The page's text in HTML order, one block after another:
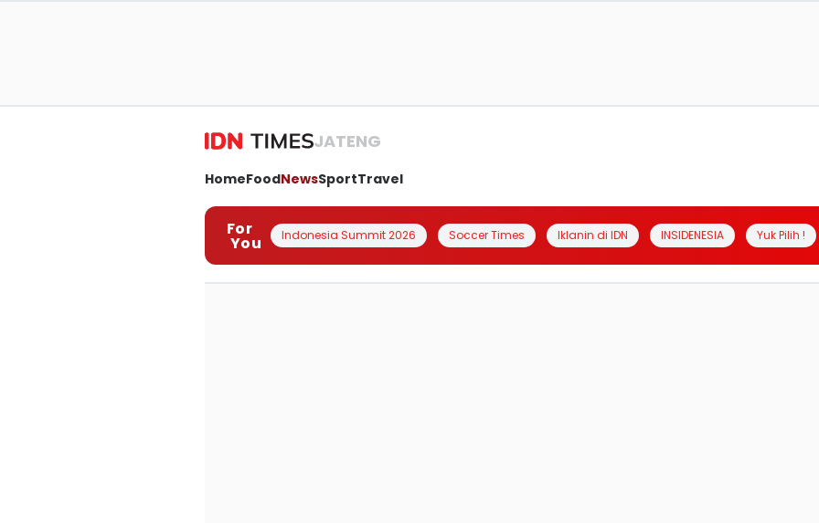
JATENG
HomeFoodNewsSportTravel
For
You Indonesia Summit 2026 Soccer Times Iklanin di IDN INSIDENESIA Yuk Pilih !